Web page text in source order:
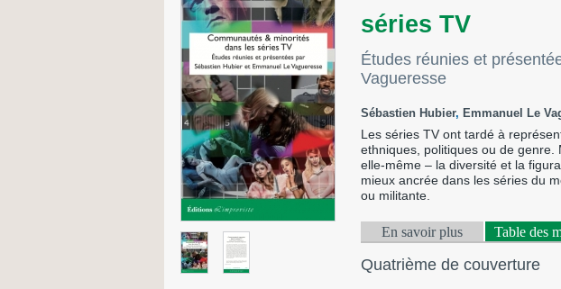
séries TV
Études réunies et
Vagueresse
Sébastien Hubier, Emmanuel Le
Les séries TV ont tardé à
ethniques, politiques ou de
elle-même – la diversité et la
mieux ancrée dans les séries du
ou militante.
En savoir plus Table des
Quatrième de couverture